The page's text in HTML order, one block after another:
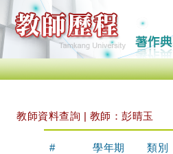
教師資料查詢 | 教師：彭晴玉
# 學年期 類別